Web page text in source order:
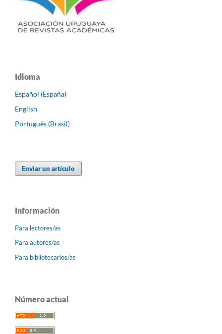
Idioma
Español (España)
English
Português (Brasil)
Enviar un artículo
Información
Para lectores/as
Para autores/as
Para bibliotecarios/as
Número actual